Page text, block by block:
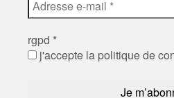
rgpd *
j'accepte la politique de